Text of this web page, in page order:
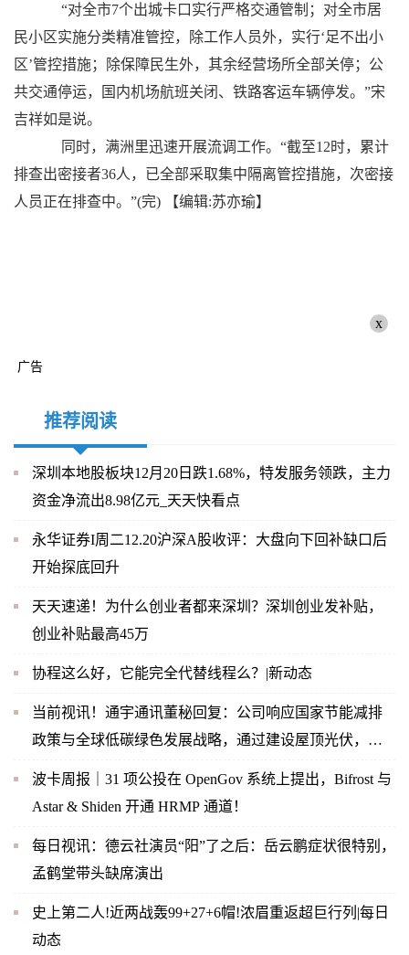
“对全市7个出城卡口实行严格交通管制；对全市居
民小区实施分类精准管控，除工作人员外，实行‘足不出小
区’管控措施；除保障民生外，其余经营场所全部关停；公
共交通停运，国内机场航班关闭、铁路客运车辆停发。”宋
吉祥如是说。
同时，满洲里迅速开展流调工作。“截至12时，累计
排查出密接者36人，已全部采取集中隔离管控措施，次密接
人员正在排查中。”(完)
【编辑:苏亦瑜】
x
广告
推荐阅读
深圳本地股板块12月20日跌1.68%，特发服务领跌，主力
资金净流出8.98亿元_天天快看点
永华证券I周二12.20沪深A股收评：大盘向下回补缺口后
开始探底回升
天天速递！为什么创业者都来深圳？深圳创业发补贴，
创业补贴最高45万
协程这么好，它能完全代替线程么？|新动态
当前视讯！通宇通讯董秘回复：公司响应国家节能减排
政策与全球低碳绿色发展战略，通过建设屋顶光伏，实
波卡周报｜31 项公投在 OpenGov 系统上提出，Bifrost 与
Astar & Shiden 开通 HRMP 通道！
每日视讯：德云社演员“阳”了之后：岳云鹏症状很特别，
孟鹤堂带头缺席演出
史上第二人!近两战轰99+27+6帽!浓眉重返超巨行列|每日
动态